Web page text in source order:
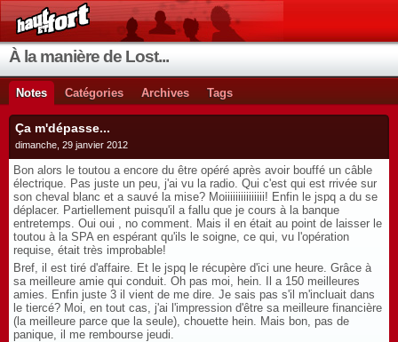
À la manière de Lost...
Notes Catégories Archives Tags
Ça m'dépasse...
dimanche, 29 janvier 2012
Bon alors le toutou a encore du être opéré après avoir bouffé un câble
électrique. Pas juste un peu, j'ai vu la radio. Qui c'est qui est rrivée sur
son cheval blanc et a sauvé la mise? Moiiiiiiiiiiiiiii! Enfin le jspq a du se
déplacer. Partiellement puisqu'il a fallu que je cours à la banque
entretemps. Oui oui , no comment. Mais il en était au point de laisser le
toutou à la SPA en espérant qu'ils le soigne, ce qui, vu l'opération
requise, était très improbable!
Bref, il est tiré d'affaire. Et le jspq le récupère d'ici une heure. Grâce à
sa meilleure amie qui conduit. Oh pas moi, hein. Il a 150 meilleures
amies. Enfin juste 3 il vient de me dire. Je sais pas s'il m'incluait dans
le tiercé? Moi, en tout cas, j'ai l'impression d'être sa meilleure financière
(la meilleure parce que la seule), chouette hein. Mais bon, pas de
panique, il me rembourse jeudi.